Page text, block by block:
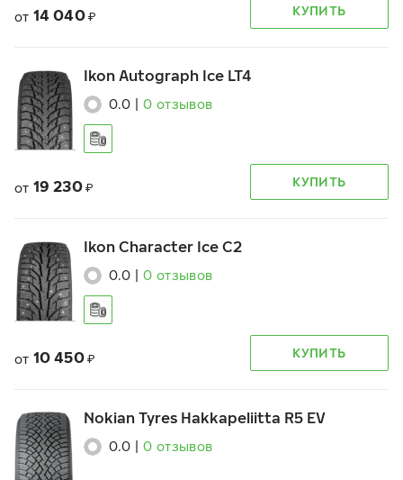
от 14 040 ₽ КУПИТЬ
Ikon Autograph Ice LT4
0.0 0 отзывов
от 19 230 ₽ КУПИТЬ
Ikon Character Ice C2
0.0 0 отзывов
от 10 450 ₽ КУПИТЬ
Nokian Tyres Hakkapeliitta R5 EV
0.0 0 отзывов